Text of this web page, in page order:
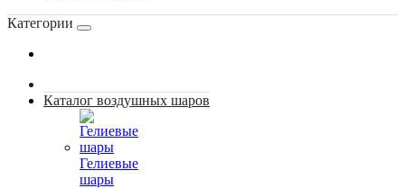
Категории
Каталог воздушных шаров
Гелиевые
шары